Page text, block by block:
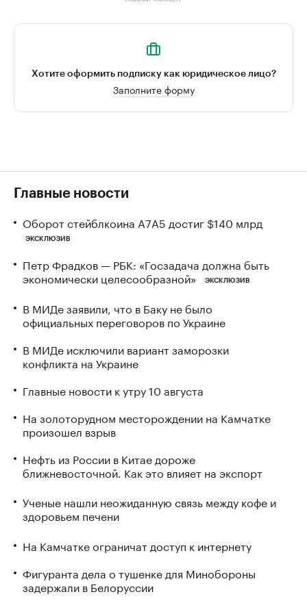
Хотите оформить подписку как юридическое лицо?
Заполните форму
Главные новости
Оборот стейблкоина А7А5 достиг $140 млрд
ЭКСКЛЮЗИВ
Петр Фрадков — РБК: «Госзадача должна быть
экономически целесообразной»
ЭКСКЛЮЗИВ
В МИДе заявили, что в Баку не было
официальных переговоров по Украине
В МИДе исключили вариант заморозки
конфликта на Украине
Главные новости к утру 10 августа
На золоторудном месторождении на Камчатке
произошел взрыв
Нефть из России в Китае дороже
ближневосточной. Как это влияет на экспорт
Ученые нашли неожиданную связь между кофе и
здоровьем печени
На Камчатке ограничат доступ к интернету
Фигуранта дела о тушенке для Минобороны
задержали в Белоруссии